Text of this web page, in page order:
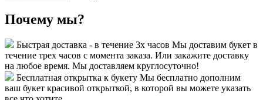
Почему мы?
Быстрая доставка - в течение 3х часов Мы доставим букет в
течение трех часов с момента заказа. Или закажите доставку
на любое время. Мы доставляем круглосуточно!
Бесплатная открытка к букету Мы бесплатно дополним
ваш букет красивой открыткой, в которой вы можете указать